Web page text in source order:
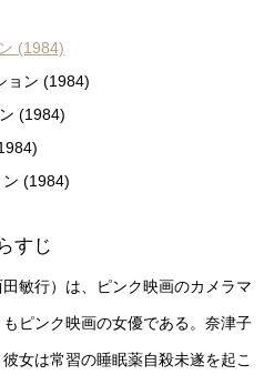
(1984)
ョン (1984)
(1984)
(1984)
すじ
敏行）は、ピンク映画のカメラマ
ピンク映画の女優である。奈津子
女は常習の睡眠薬自殺未遂を起こ